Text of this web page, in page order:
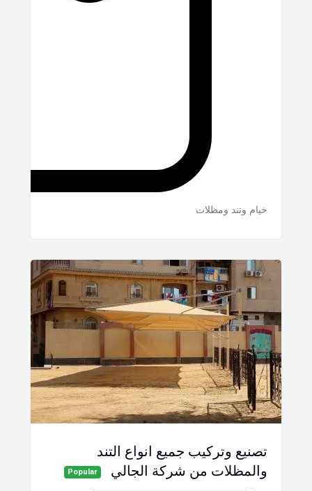
خيام وتند ومظلات
تصنيع وتركيب جميع انواع التند
والمظلات من شركة الجالي
Popular